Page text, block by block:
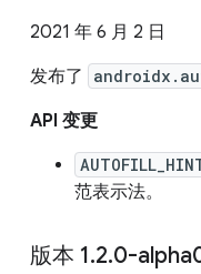
2021 年 6 月 2 日
发布了
API 变更
范表示法。
版本 1.2.0-